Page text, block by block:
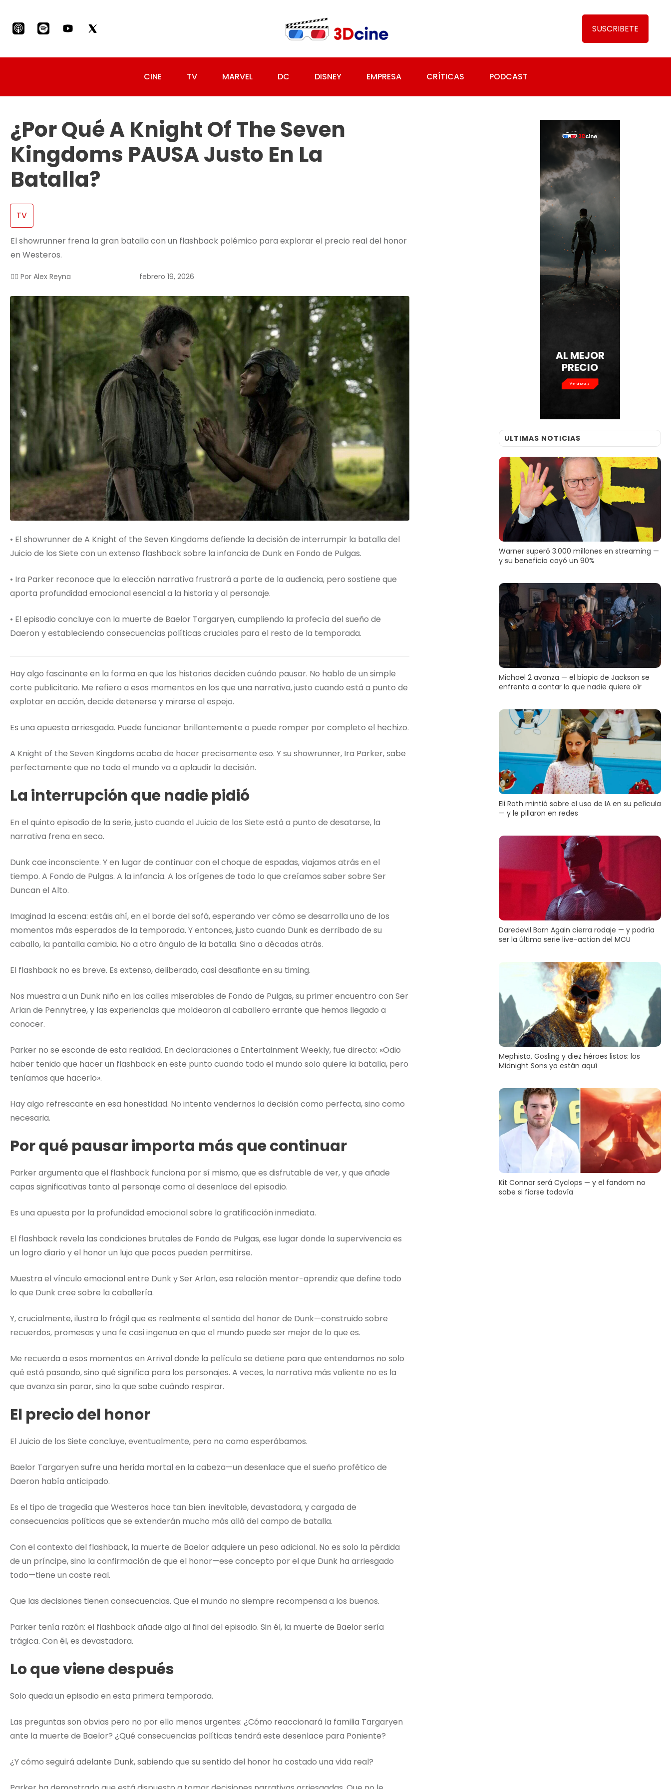
SUSCRIBETE
CINE TV MARVEL DC DISNEY EMPRESA CRÍTICAS PODCAST
¿Por Qué A Knight Of The Seven
Kingdoms PAUSA Justo En La
Batalla?
TV
El showrunner frena la gran batalla con un flashback polémico para explorar el precio real del honor
en Westeros.
✍🏻 Por Alex Reyna febrero 19, 2026
• El showrunner de A Knight of the Seven Kingdoms defiende la decisión de interrumpir la batalla del
Juicio de los Siete con un extenso flashback sobre la infancia de Dunk en Fondo de Pulgas.
• Ira Parker reconoce que la elección narrativa frustrará a parte de la audiencia, pero sostiene que
aporta profundidad emocional esencial a la historia y al personaje.
• El episodio concluye con la muerte de Baelor Targaryen, cumpliendo la profecía del sueño de
Daeron y estableciendo consecuencias políticas cruciales para el resto de la temporada.
Hay algo fascinante en la forma en que las historias deciden cuándo pausar. No hablo de un simple
corte publicitario. Me refiero a esos momentos en los que una narrativa, justo cuando está a punto de
explotar en acción, decide detenerse y mirarse al espejo.
Es una apuesta arriesgada. Puede funcionar brillantemente o puede romper por completo el hechizo.
A Knight of the Seven Kingdoms acaba de hacer precisamente eso. Y su showrunner, Ira Parker, sabe
perfectamente que no todo el mundo va a aplaudir la decisión.
La interrupción que nadie pidió
En el quinto episodio de la serie, justo cuando el Juicio de los Siete está a punto de desatarse, la
narrativa frena en seco.
Dunk cae inconsciente. Y en lugar de continuar con el choque de espadas, viajamos atrás en el
tiempo. A Fondo de Pulgas. A la infancia. A los orígenes de todo lo que creíamos saber sobre Ser
Duncan el Alto.
Imaginad la escena: estáis ahí, en el borde del sofá, esperando ver cómo se desarrolla uno de los
momentos más esperados de la temporada. Y entonces, justo cuando Dunk es derribado de su
caballo, la pantalla cambia. No a otro ángulo de la batalla. Sino a décadas atrás.
El flashback no es breve. Es extenso, deliberado, casi desafiante en su timing.
Nos muestra a un Dunk niño en las calles miserables de Fondo de Pulgas, su primer encuentro con Ser
Arlan de Pennytree, y las experiencias que moldearon al caballero errante que hemos llegado a
conocer.
Parker no se esconde de esta realidad. En declaraciones a Entertainment Weekly, fue directo: «Odio
haber tenido que hacer un flashback en este punto cuando todo el mundo solo quiere la batalla, pero
teníamos que hacerlo».
Hay algo refrescante en esa honestidad. No intenta vendernos la decisión como perfecta, sino como
necesaria.
Por qué pausar importa más que continuar
Parker argumenta que el flashback funciona por sí mismo, que es disfrutable de ver, y que añade
capas significativas tanto al personaje como al desenlace del episodio.
Es una apuesta por la profundidad emocional sobre la gratificación inmediata.
El flashback revela las condiciones brutales de Fondo de Pulgas, ese lugar donde la supervivencia es
un logro diario y el honor un lujo que pocos pueden permitirse.
Muestra el vínculo emocional entre Dunk y Ser Arlan, esa relación mentor-aprendiz que define todo
lo que Dunk cree sobre la caballería.
Y, crucialmente, ilustra lo frágil que es realmente el sentido del honor de Dunk—construido sobre
recuerdos, promesas y una fe casi ingenua en que el mundo puede ser mejor de lo que es.
Me recuerda a esos momentos en Arrival donde la película se detiene para que entendamos no solo
qué está pasando, sino qué significa para los personajes. A veces, la narrativa más valiente no es la
que avanza sin parar, sino la que sabe cuándo respirar.
El precio del honor
El Juicio de los Siete concluye, eventualmente, pero no como esperábamos.
Baelor Targaryen sufre una herida mortal en la cabeza—un desenlace que el sueño profético de
Daeron había anticipado.
Es el tipo de tragedia que Westeros hace tan bien: inevitable, devastadora, y cargada de
consecuencias políticas que se extenderán mucho más allá del campo de batalla.
Con el contexto del flashback, la muerte de Baelor adquiere un peso adicional. No es solo la pérdida
de un príncipe, sino la confirmación de que el honor—ese concepto por el que Dunk ha arriesgado
todo—tiene un coste real.
Que las decisiones tienen consecuencias. Que el mundo no siempre recompensa a los buenos.
Parker tenía razón: el flashback añade algo al final del episodio. Sin él, la muerte de Baelor sería
trágica. Con él, es devastadora.
Lo que viene después
Solo queda un episodio en esta primera temporada.
Las preguntas son obvias pero no por ello menos urgentes: ¿Cómo reaccionará la familia Targaryen
ante la muerte de Baelor? ¿Qué consecuencias políticas tendrá este desenlace para Poniente?
¿Y cómo seguirá adelante Dunk, sabiendo que su sentido del honor ha costado una vida real?
AL MEJOR
PRECIO
ULTIMAS NOTICIAS
Warner superó 3.000 millones en streaming —
y su beneficio cayó un 90%
Michael 2 avanza — el biopic de Jackson se
enfrenta a contar lo que nadie quiere oír
Eli Roth mintió sobre el uso de IA en su película
— y le pillaron en redes
Daredevil Born Again cierra rodaje — y podría
ser la última serie live-action del MCU
Mephisto, Gosling y diez héroes listos: los
Midnight Sons ya están aquí
Kit Connor será Cyclops — y el fandom no
sabe si fiarse todavía